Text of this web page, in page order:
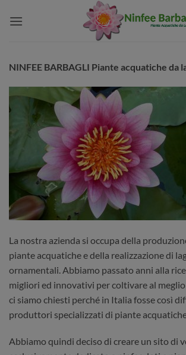
NINFEE BARBAGLI Piante acquatiche da
La nostra azienda si occupa della
piante acquatiche e della realizzazione di
ornamentali. Abbiamo passato anni alla
migliori ed innovativi per coltivare al
ci siamo chiesti perché in Italia fosse così
produttori specializzati di piante
Abbiamo quindi deciso di creare un sito di